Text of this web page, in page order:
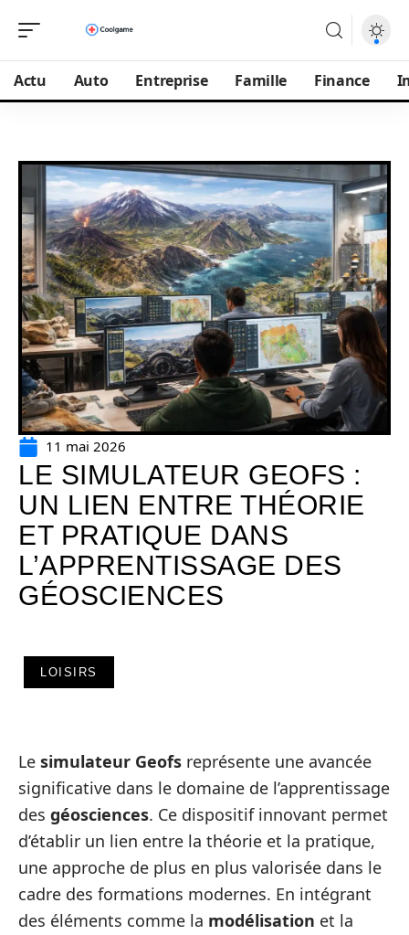
Actu Auto Entreprise Famille Finance
11 mai 2026
LE SIMULATEUR GEOFS :
UN LIEN ENTRE THÉORIE
ET PRATIQUE DANS
L’APPRENTISSAGE DES
GÉOSCIENCES
LOISIRS
Le simulateur Geofs représente une avancée
significative dans le domaine de l’apprentissage
des géosciences. Ce dispositif innovant permet
d’établir un lien entre la théorie et la pratique,
une approche de plus en plus valorisée dans le
cadre des formations modernes. En intégrant
des éléments comme la modélisation et la